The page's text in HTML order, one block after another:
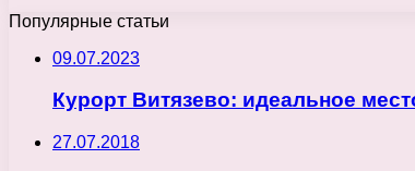
Популярные статьи
09.07.2023
Курорт Витязево: идеальное
27.07.2018